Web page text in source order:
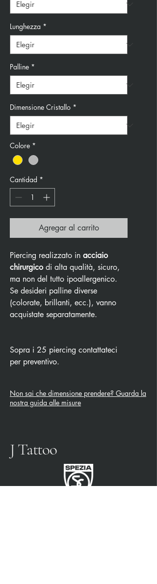
Lunghezza *
Palline *
Dimensione Cristallo *
Colore *
Cantidad *
Agregar al carrito
Piercing realizzato in acciaio
chirurgico di alta qualità, sicuro,
ma non del tutto ipoallergenico.
Se desideri palline diverse
(colorate, brillanti, ecc.), vanno
acquistate separatamente.
Sopra i 25 piercing contattateci
per preventivo.
Non sai che dimensione prendere? Guarda la
nostra guida alle misure
J Tattoo